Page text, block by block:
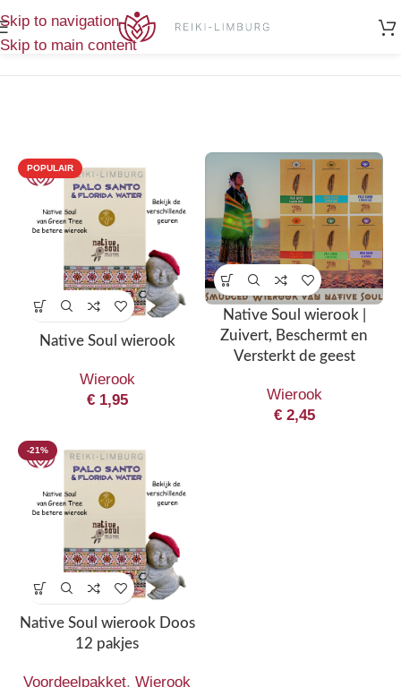
Skip to navigation
Skip to main content
Producten getagged “lavendel”
resultaten
POPULAIR
Native Soul wierook
Wierook
€1,95
Native Soul wierook |
Zuivert, Beschermt en
Versterkt de geest
Wierook
€2,45
-21%
Native Soul wierook Doos
12 pakjes
Voordeelpakket, Wierook